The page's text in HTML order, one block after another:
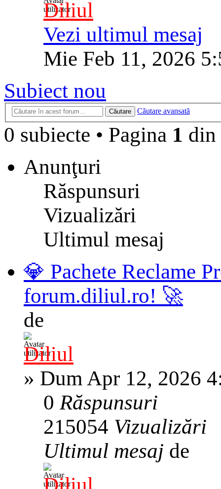
Diliul
Vezi ultimul mesaj
Mie Feb 11, 2026
Subiect nou
Căutare Căutare avansată
0 subiecte • Pagina 1 din
Anunţuri
Răspunsuri
Vizualizări
Ultimul mesaj
💎 Pachete Reclame
forum.diliul.ro! 🚀
de
Diliul
» Dum Apr 12, 2026
0Răspunsuri
215054 Vizualizări
Ultimul mesaj de